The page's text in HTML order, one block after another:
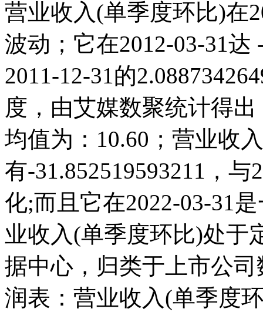
营业收入(单季度环比)在
波动；它在2012-03-31达
2011-12-31的
度，由艾媒数聚统计得
均值为：10.60；营业收
有-31.852519593211，
化;而且它在2022-03-31
业收入(单季度环比)处于
据中心，归类于上市公
润表：营业收入(单季度